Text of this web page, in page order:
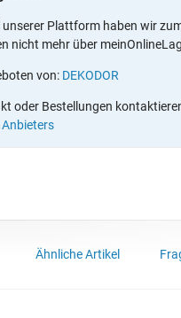
Plattform haben wir
nicht mehr über
von: DEKODOR
oder Bestellungen
Ähnliche Artikel